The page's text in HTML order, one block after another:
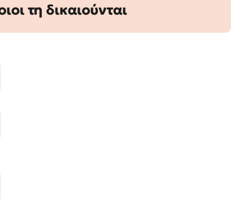
τη δικαιούνται